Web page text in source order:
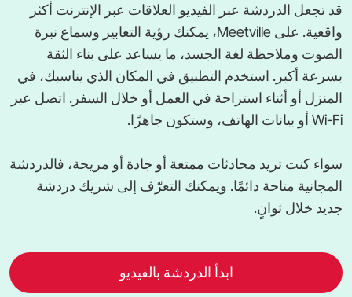
قد تجعل الدردشة عبر الفيديو العلاقات عبر الإنترنت أكثر
واقعية. على ‎Meetville‎، يمكنك رؤية التعابير وسماع نبرة
الصوت وملاحظة لغة الجسد، ما يساعد على بناء الثقة
بسرعة أكبر. استخدم التطبيق في المكان الذي يناسبك، في
المنزل أو أثناء استراحة في العمل أو خلال السفر. اتصل عبر
Wi-Fi أو بيانات الهاتف، وستكون جاهزًا.
سواء كنت تريد محادثات ممتعة أو جادة أو مريحة، فالدردشة
المجانية متاحة دائمًا. ويمكنك التعرّف إلى شريك دردشة
جديد خلال ثوانٍ.
ابدأ الدردشة بالفيديو